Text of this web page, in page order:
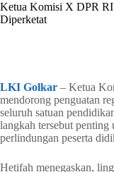
Ketua Komisi X DPR RI
Diperketat
LKI Golkar – Ketua
mendorong penguatan
seluruh satuan
langkah tersebut penting
perlindungan peserta
Hetifah menegaskan,